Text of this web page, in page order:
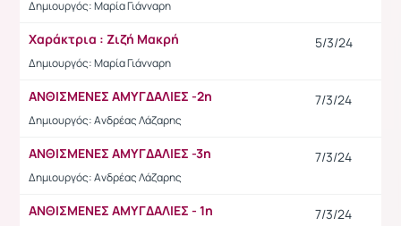
Δημιουργός: Μαρία Γιάνναρη
Χαράκτρια : Ζιζή Μακρή
Δημιουργός: Μαρία Γιάνναρη
5/3/24
ΑΝΘΙΣΜΕΝΕΣ ΑΜΥΓΔΑΛΙΕΣ -2η
Δημιουργός: Ανδρέας Λάζαρης
7/3/24
ΑΝΘΙΣΜΕΝΕΣ ΑΜΥΓΔΑΛΙΕΣ -3η
Δημιουργός: Ανδρέας Λάζαρης
7/3/24
ΑΝΘΙΣΜΕΝΕΣ ΑΜΥΓΔΑΛΙΕΣ - 1η 7/3/24